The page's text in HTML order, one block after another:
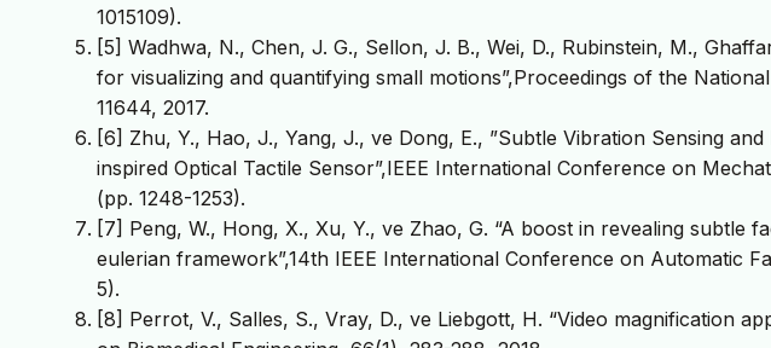
1015109).
[5] Wadhwa, N., Chen, J. G., Sellon, J. B., Wei, D., Rubinstein, M.,
for visualizing and quantifying small motions”,Proceedings of the
11644, 2017.
[6] Zhu, Y., Hao, J., Yang, J., ve Dong, E., ”Subtle Vibration Sensing
inspired Optical Tactile Sensor”,IEEE International Conference on
(pp. 1248-1253).
[7] Peng, W., Hong, X., Xu, Y., ve Zhao, G. “A boost in revealing subtle
eulerian framework”,14th IEEE International Conference on Automatic
5).
[8] Perrot, V., Salles, S., Vray, D., ve Liebgott, H. “Video magnification